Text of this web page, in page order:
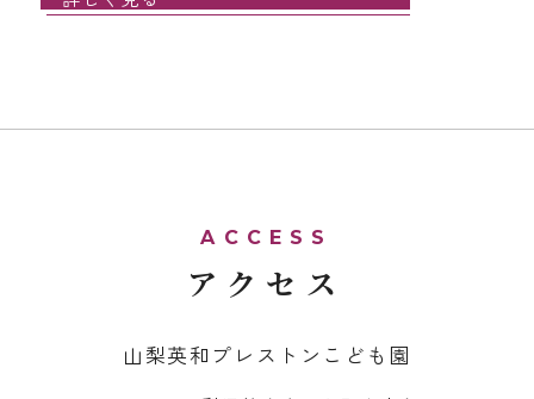
アクセス
山梨英和プレストンこども園